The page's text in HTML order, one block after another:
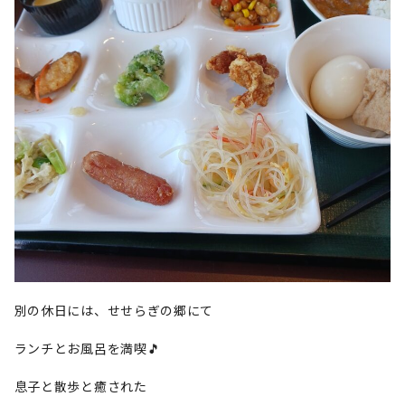
別の休日には、せせらぎの郷にて
ランチとお風呂を満喫🎵
息子と散歩と癒された